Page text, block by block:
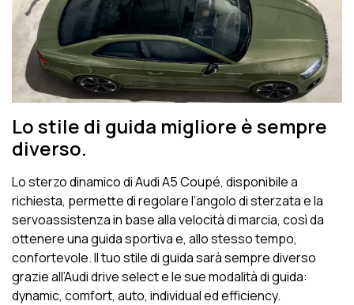
Lo stile di guida migliore è sempre
diverso.
Lo sterzo dinamico di Audi A5 Coupé, disponibile a
richiesta, permette di regolare l’angolo di sterzata e la
servoassistenza in base alla velocità di marcia, così da
ottenere una guida sportiva e, allo stesso tempo,
confortevole. Il tuo stile di guida sarà sempre diverso
grazie all’Audi drive select e le sue modalità di guida:
dynamic, comfort, auto, individual ed efficiency.